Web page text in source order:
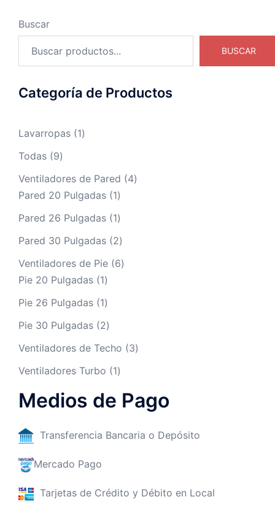
Buscar
BUSCAR
Categoría de Productos
Lavarropas 1
Todas 9
Ventiladores de Pared
4
Pared 20 Pulgadas 1
Pared 26 Pulgadas 1
Pared 30 Pulgadas 2
Ventiladores de Pie 6
Pie 20 Pulgadas 1
Pie 26 Pulgadas 1
Pie 30 Pulgadas 2
Ventiladores de Techo
3
Ventiladores Turbo
1
Medios de Pago
Transferencia Bancaria o Depósito
Mercado Pago
Tarjetas de Crédito y Débito en Local